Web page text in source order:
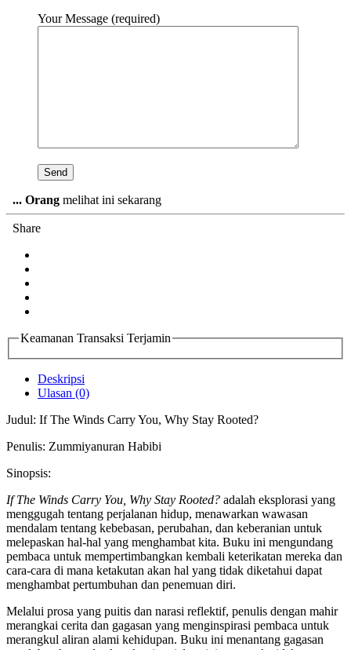
Your Message (required)
... Orang melihat ini sekarang
Share
Keamanan Transaksi Terjamin
Deskripsi
Ulasan (0)
Judul: If The Winds Carry You, Why Stay Rooted?
Penulis: Zummiyanuran Habibi
Sinopsis:
If The Winds Carry You, Why Stay Rooted? adalah eksplorasi yang
menggugah tentang perjalanan hidup, menawarkan wawasan
mendalam tentang kebebasan, perubahan, dan keberanian untuk
melepaskan hal-hal yang menghambat kita. Buku ini mengundang
pembaca untuk mempertimbangkan kembali keterikatan mereka dan
cara-cara di mana ketakutan akan hal yang tidak diketahui dapat
menghambat pertumbuhan dan penemuan diri.
Melalui prosa yang puitis dan narasi reflektif, penulis dengan mahir
merangkai cerita dan gagasan yang menginspirasi pembaca untuk
merangkul aliran alami kehidupan. Buku ini menantang gagasan